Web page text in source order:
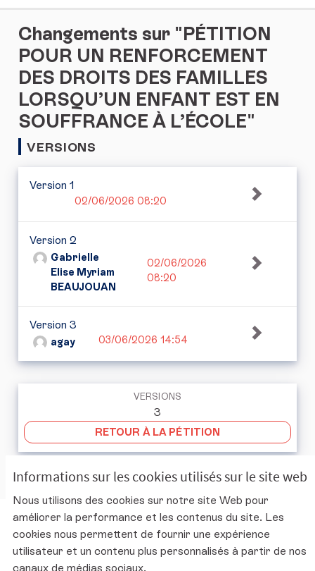
Informations sur les cookies utilisés sur le site web
Nous utilisons des cookies sur notre site Web pour
améliorer la performance et les contenus du site. Les
cookies nous permettent de fournir une expérience
utilisateur et un contenu plus personnalisés à partir de nos
canaux de médias sociaux.
Changements sur "PÉTITION
POUR UN RENFORCEMENT
DES DROITS DES FAMILLES
LORSQU’UN ENFANT EST EN
SOUFFRANCE À L’ÉCOLE"
VERSIONS
Version 1
02/06/2026 08:20
Version 2
Gabrielle
Elise Myriam
BEAUJOUAN
02/06/2026
08:20
Version 3
agay 03/06/2026 14:54
VERSIONS
3
RETOUR À LA PÉTITION
Charte d'utilisation de la plateforme
Mentions légales
Conditions générales d'utilisation